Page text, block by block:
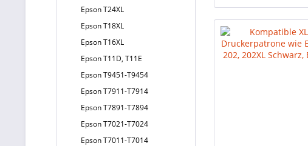
Epson T24XL
Epson T18XL
Epson T16XL
Epson T11D, T11E
Epson T9451-T9454
Epson T7911-T7914
Epson T7891-T7894
Epson T7021-T7024
Epson T7011-T7014